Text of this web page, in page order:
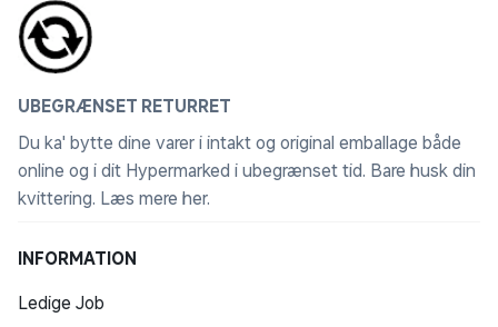
UBEGRÆNSET RETURRET
Du ka' bytte dine varer i intakt og original emballage både
online og i dit Hypermarked i ubegrænset tid. Bare husk din
kvittering. Læs mere her.
INFORMATION
Ledige Job